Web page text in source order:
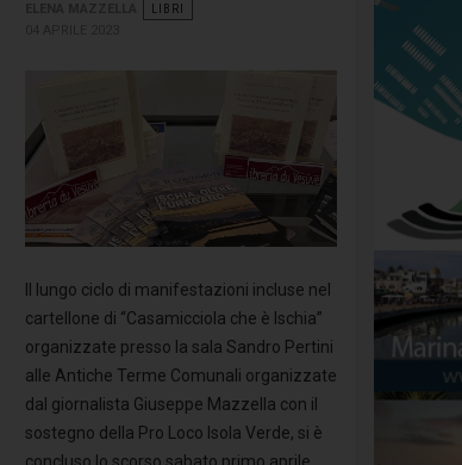
LIBRI
Il lungo ciclo di manifestazioni incluse nel
cartellone di “Casamicciola che è Ischia”
organizzate presso la sala Sandro Pertini
alle Antiche Terme Comunali organizzate
dal giornalista Giuseppe Mazzella con il
sostegno della Pro Loco Isola Verde, si è
concluso lo scorso sabato primo aprile.